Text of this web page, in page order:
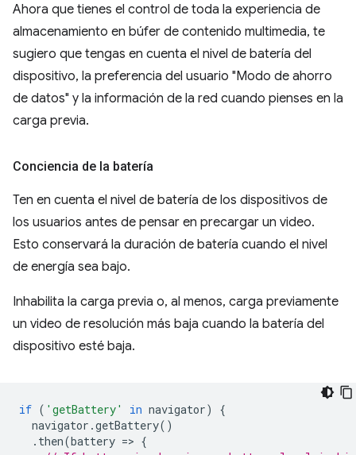
Ahora que tienes el control de toda la experiencia de
almacenamiento en búfer de contenido multimedia, te
sugiero que tengas en cuenta el nivel de batería del
dispositivo, la preferencia del usuario "Modo de ahorro
de datos" y la información de la red cuando pienses en la
carga previa.
Conciencia de la batería
Ten en cuenta el nivel de batería de los dispositivos de
los usuarios antes de pensar en precargar un video.
Esto conservará la duración de batería cuando el nivel
de energía sea bajo.
Inhabilita la carga previa o, al menos, carga previamente
un video de resolución más baja cuando la batería del
dispositivo esté baja.
if ( 'getBattery' in navigator)
{
navigator .getBattery()
. then(battery => {